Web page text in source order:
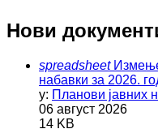
Нови
spreadsheet
набавки за 2026.
у: Планови јавних
06 август 2026
14 KB